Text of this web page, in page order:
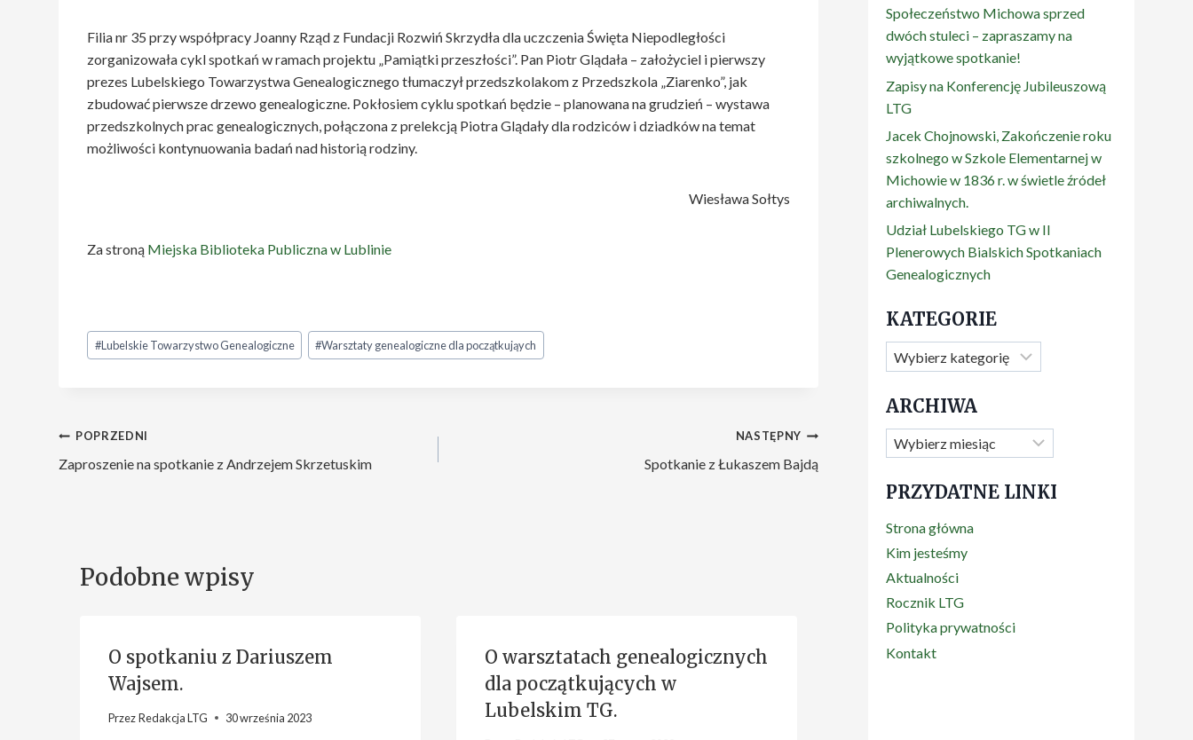
Filia nr 35 przy współpracy Joanny Rząd z Fundacji Rozwiń Skrzydła dla uczczenia Święta Niepodległości
zorganizowała cykl spotkań w ramach projektu „Pamiątki przeszłości”. Pan Piotr Glądała – założyciel i pierwszy
prezes Lubelskiego Towarzystwa Genealogicznego tłumaczył przedszkolakom z Przedszkola „Ziarenko”, jak
zbudować pierwsze drzewo genealogiczne. Pokłosiem cyklu spotkań będzie – planowana na grudzień – wystawa
przedszkolnych prac genealogicznych, połączona z prelekcją Piotra Glądały dla rodziców i dziadków na temat
możliwości kontynuowania badań nad historią rodziny.
Wiesława Sołtys
Za stroną Miejska Biblioteka Publiczna w Lublinie
Tagi
wpisu:
#Lubelskie Towarzystwo Genealogiczne #Warsztaty genealogiczne dla początkująych
Nawigacja
wpisu
POPRZEDNI
Zaproszenie na spotkanie z Andrzejem Skrzetuskim
NASTĘPNY
Spotkanie z Łukaszem Bajdą
Podobne wpisy
O spotkaniu z Dariuszem
Wajsem.
PrzezRedakcja LTG 30 września 2023
O warsztatach genealogicznych
dla początkujących w
Lubelskim TG.
Społeczeństwo Michowa sprzed
dwóch stuleci – zapraszamy na
wyjątkowe spotkanie!
Zapisy na Konferencję Jubileuszową
LTG
Jacek Chojnowski, Zakończenie roku
szkolnego w Szkole Elementarnej w
Michowie w 1836 r. w świetle źródeł
archiwalnych.
Udział Lubelskiego TG w II
Plenerowych Bialskich Spotkaniach
Genealogicznych
KATEGORIE
Kategorie
ARCHIWA
Archiwa
PRZYDATNE LINKI
Strona główna
Kim jesteśmy
Aktualności
Rocznik LTG
Polityka prywatności
Kontakt